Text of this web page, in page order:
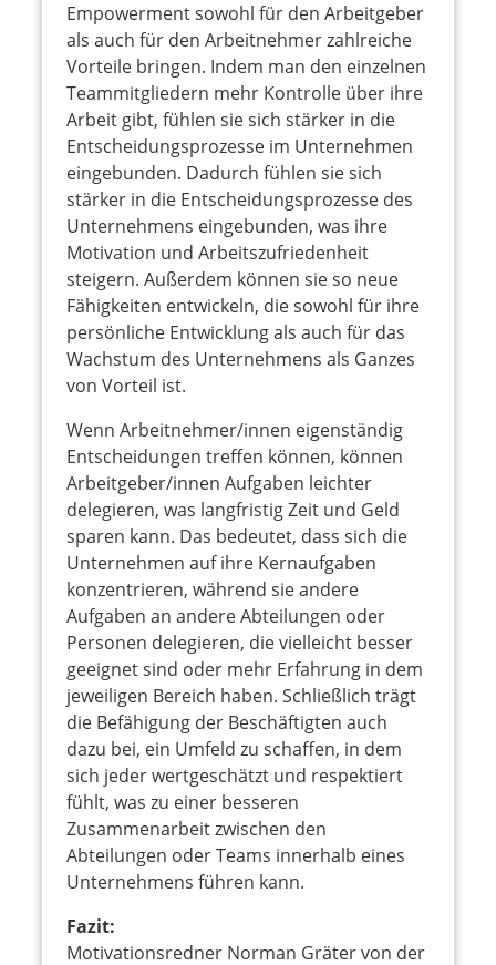
Empowerment sowohl für den Arbeitgeber
als auch für den Arbeitnehmer zahlreiche
Vorteile bringen. Indem man den einzelnen
Teammitgliedern mehr Kontrolle über ihre
Arbeit gibt, fühlen sie sich stärker in die
Entscheidungsprozesse im Unternehmen
eingebunden. Dadurch fühlen sie sich
stärker in die Entscheidungsprozesse des
Unternehmens eingebunden, was ihre
Motivation und Arbeitszufriedenheit
steigern. Außerdem können sie so neue
Fähigkeiten entwickeln, die sowohl für ihre
persönliche Entwicklung als auch für das
Wachstum des Unternehmens als Ganzes
von Vorteil ist.
Wenn Arbeitnehmer/innen eigenständig
Entscheidungen treffen können, können
Arbeitgeber/innen Aufgaben leichter
delegieren, was langfristig Zeit und Geld
sparen kann. Das bedeutet, dass sich die
Unternehmen auf ihre Kernaufgaben
konzentrieren, während sie andere
Aufgaben an andere Abteilungen oder
Personen delegieren, die vielleicht besser
geeignet sind oder mehr Erfahrung in dem
jeweiligen Bereich haben. Schließlich trägt
die Befähigung der Beschäftigten auch
dazu bei, ein Umfeld zu schaffen, in dem
sich jeder wertgeschätzt und respektiert
fühlt, was zu einer besseren
Zusammenarbeit zwischen den
Abteilungen oder Teams innerhalb eines
Unternehmens führen kann.
Fazit:
Motivationsredner Norman Gräter von der